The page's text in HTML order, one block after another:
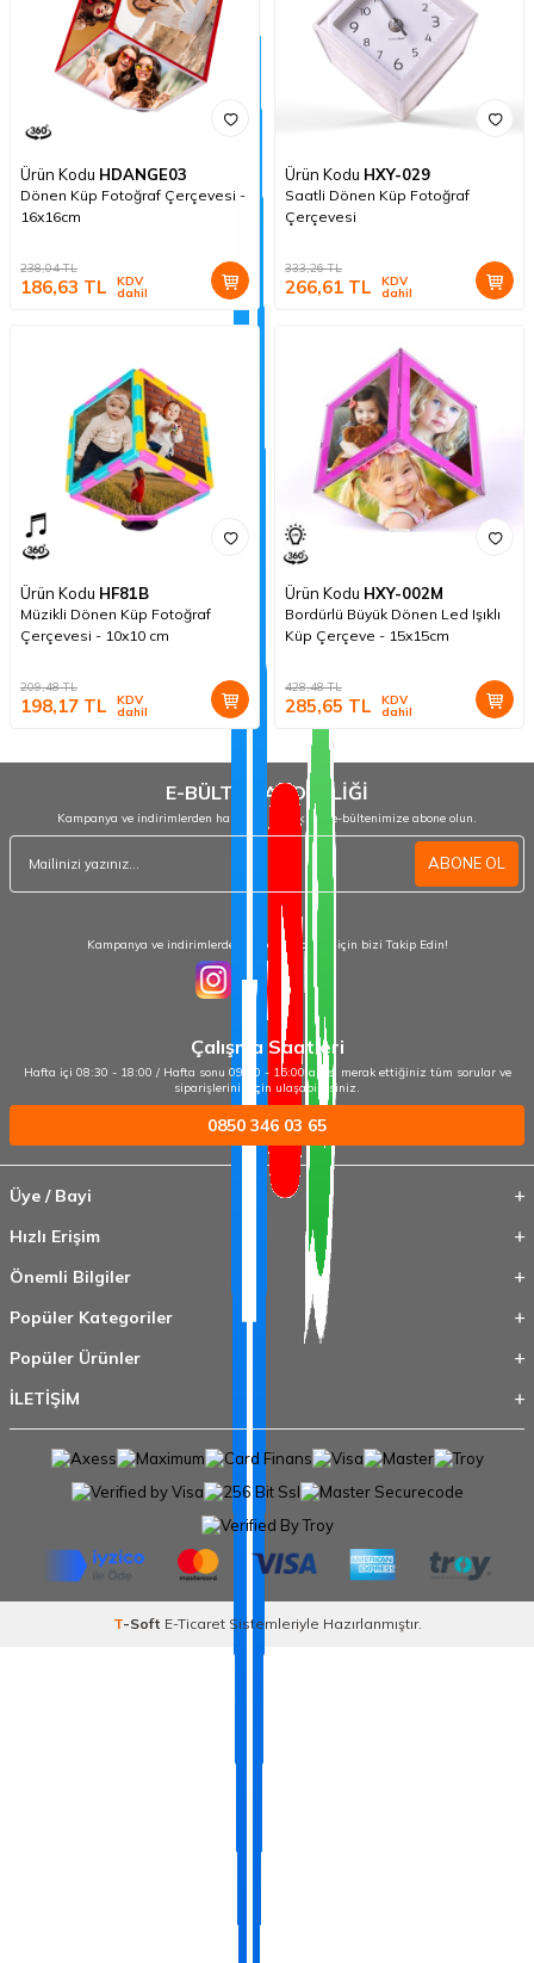
Ürün Kodu HDANGE03
Dönen Küp Fotoğraf Çerçevesi -
16x16cm
238,04TL
186,63 TL KDV
dahil
Ürün Kodu HXY-029
Saatli Dönen Küp Fotoğraf
Çerçevesi
333,26TL
266,61 TL KDV
dahil
Ürün Kodu HF81B
Müzikli Dönen Küp Fotoğraf
Çerçevesi - 10x10 cm
209,48TL
198,17 TL KDV
dahil
Ürün Kodu HXY-002M
Bordürlü Büyük Dönen Led Işıklı
Küp Çerçeve - 15x15cm
428,48TL
285,65 TL KDV
dahil
E-BÜLTEN ABONELİĞİ
Kampanya ve indirimlerden haberdar olmak için e-bültenimize abone olun.
ABONE OL
Kampanya ve indirimlerden haberdar olmak için bizi Takip Edin!
Çalışma Saatleri
Hafta içi 08:30 - 18:00 / Hafta sonu 09:00 - 15:00 arası merak ettiğiniz tüm sorular ve
siparişleriniz için ulaşabilirsiniz.
0850 346 03 65
Üye / Bayi
Hızlı Erişim
Önemli Bilgiler
Popüler Kategoriler
Popüler Ürünler
İLETİŞİM
T-Soft E-TicaretSistemleriyle Hazırlanmıştır.